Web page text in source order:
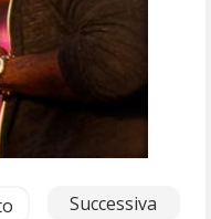
Successiva